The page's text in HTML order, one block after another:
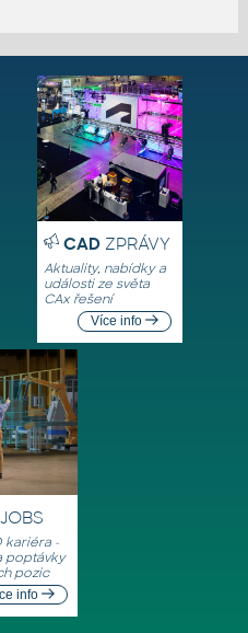
CADZPRÁVY
Aktuality, nabídky a
události ze světa
CAx řešení
Více info
JOBS
kariéra -
poptávky
pozic
info